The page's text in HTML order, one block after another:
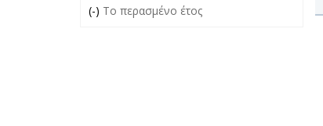
(-) Remove Το περασμένο έτος filter
Το περασμένο έτος